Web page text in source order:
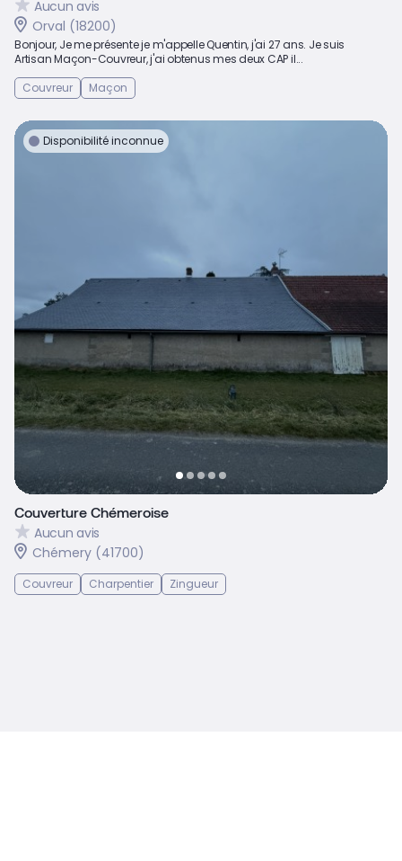
Aucun avis
Orval (18200)
Bonjour, Je me présente je m'appelle Quentin, j'ai 27 ans. Je suis
Artisan Maçon-Couvreur, j'ai obtenus mes deux CAP il...
Couvreur
Maçon
Disponibilité inconnue
Couverture Chémeroise
Aucun avis
Chémery (41700)
Couvreur Charpentier Zingueur